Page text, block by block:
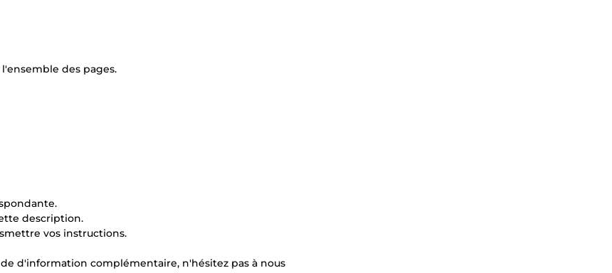
des pages.
description.
vos instructions.
d'information complémentaire, n'hésitez pas à nous